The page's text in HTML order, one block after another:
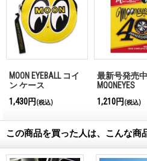
MOON EYEBALL コイ
ン ケース
1,430円 (税込)
最新号発売
MQQNEYES
Magazine
1,210円 (税込)
この商品を買った人は、こんな商